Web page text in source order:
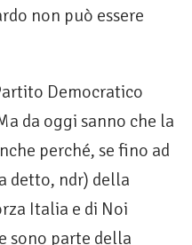
non può essere
Democratico
da oggi sanno che la
perché, se fino ad
detto, ndr) della
Italia e di Noi
sono parte della